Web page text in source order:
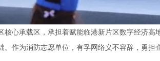
核心承载区，承担着赋能临港新片区数字经济
。作为消防志愿单位，有孚网络义不容辞，勇